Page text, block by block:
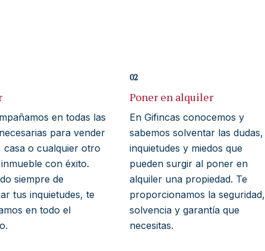
en todas las
para vender
casa o cualquier otro
con éxito.
siempre de
tus inquietudes, te
en todo el
02
Poner en alquiler
En Gifincas conocemos y
sabemos solventar las dudas,
inquietudes y miedos que
pueden surgir al poner en
alquiler una propiedad. Te
proporcionamos la seguridad,
solvencia y garantía que
necesitas.